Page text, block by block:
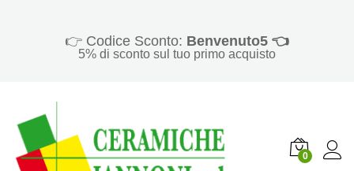
👉 Codice Sconto: Benvenuto5 👈
5% di sconto sul tuo primo acquisto
0